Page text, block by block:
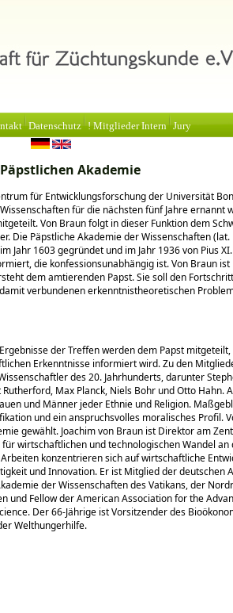
Datenschutz ! Mitglieder Intern Jury
Akademie
für Entwicklungsforschung der Universität
für die nächsten fünf Jahre ernannt
Von Braun folgt in dieser Funktion dem
Die Päpstliche Akademie der Wissenschaften (lat.
Jahr 1603 gegründet und im Jahr 1936 von Pius
die konfessionsunabhängig ist. Von Braun ist
dem amtierenden Papst. Sie soll den
verbundenen erkenntnistheoretischen
der Treffen werden dem Papst
Erkenntnisse informiert wird. Zu den
des 20. Jahrhunderts, darunter
Max Planck, Niels Bohr und Otto Hahn.
und Männer jeder Ethnie und Religion.
und ein anspruchsvolles moralisches Profil.
gewählt. Joachim von Braun ist Direktor am
wirtschaftlichen und technologischen Wandel an
konzentrieren sich auf wirtschaftliche
und Innovation. Er ist Mitglied der deutschen
der Wissenschaften des Vatikans, der
und Fellow der American Association for the
Der 66-Jährige ist Vorsitzender des
Welthungerhilfe.